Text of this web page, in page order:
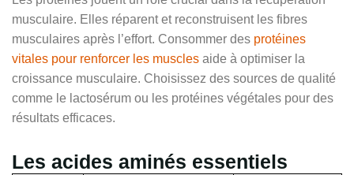
musculaire. Elles réparent et reconstruisent les fibres
musculaires après l’effort. Consommer des protéines
vitales pour renforcer les muscles aide à optimiser la
croissance musculaire. Choisissez des sources de qualité
comme le lactosérum ou les protéines végétales pour des
résultats efficaces.
Les acides aminés essentiels